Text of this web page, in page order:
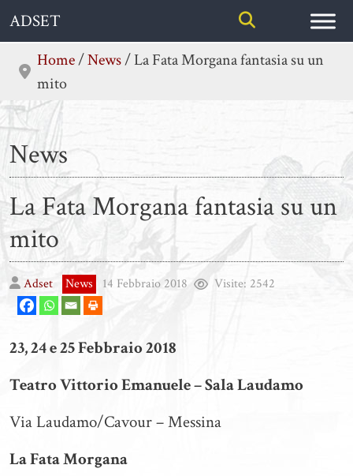
Skip
content
ADSET
Home/News/La Fata Morgana fantasia su un
mito
News
La Fata Morgana fantasia su un
mito
Adset News 14 Febbraio 2018 Visite: 2542
23, 24 e 25 Febbraio 2018
Teatro Vittorio Emanuele – Sala Laudamo
Via Laudamo/Cavour – Messina
La Fata Morgana